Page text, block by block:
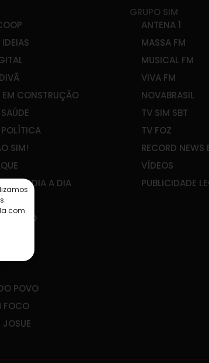
EM CONSTRUÇÃO
POLÍTICA
SIM!
NO DIA A DIA
VIVER
POVO
FOCO
GRUPO SIM
ANTENA 1
MASSA FM
MUSICAL FM
VIVA FM
NOVABRASIL
TV SIM SBT
TV FOZ
RECORD NEWS
VÍDEOS
PUBLICIDADE
com